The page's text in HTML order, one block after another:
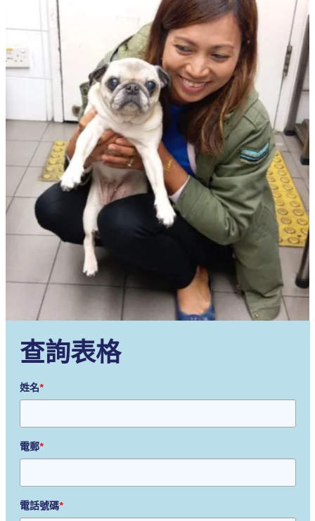
查詢表格
姓名*
電郵*
電話號碼*